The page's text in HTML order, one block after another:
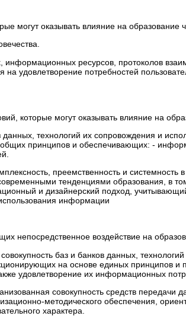
могут оказывать влияние на образование
информационных ресурсов, протоколов
на удовлетворение потребностей
которые могут оказывать влияние на
технологий их сопровождения и
принципов и обеспечивающих: -
преемственность и системность
тенденциями образования, в
и дизайнерский подход,
информации
непосредственное воздействие на
баз и банков данных,
на основе единых принципов
удовлетворение их информационных
совокупность средств передачи
методического обеспечения,
характера.